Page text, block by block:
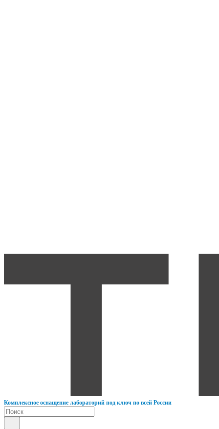
Комплексное оснащение лабораторий под ключ по всей России